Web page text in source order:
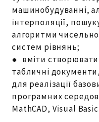
машинобудуванні,
інтерполяції,
алгоритми
систем рівнянь;
● вміти створювати
табличні
для реалізації
програмних
MathCAD, Visual